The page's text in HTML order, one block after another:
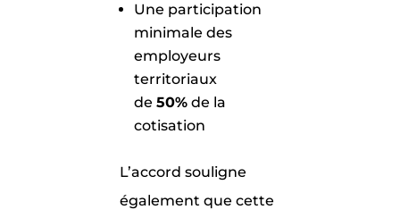
Une participation
minimale des
employeurs
territoriaux
de 50% de la
cotisation
L’accord souligne
également que cette